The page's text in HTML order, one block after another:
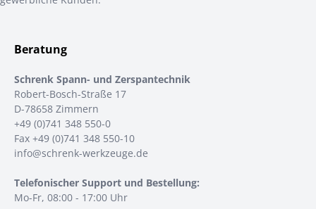
Beratung
Schrenk Spann- und Zerspantechnik
Robert-Bosch-Straße 17
D-78658 Zimmern
+49 (0)741 348 550-0
Fax +49 (0)741 348 550-10
info@schrenk-werkzeuge.de
Telefonischer Support und Bestellung:
Mo-Fr, 08:00 - 17:00 Uhr